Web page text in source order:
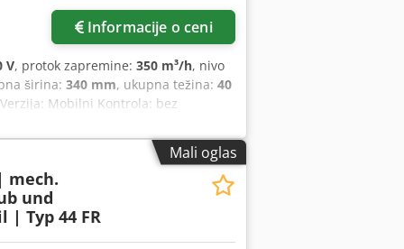
Informacije o ceni
V, protok zapremine: 350 m³/h, nivo
širina: 340 mm, ukupna težina: 40
Mobilni Kontrola: bez
ventilator za odvajanje gasovitih
- 350 m³/h (efektivno) Dsdpfx
Ulaz vazduha: Gornji zadnji sa
H13 prema DIN EN 1822-1 - Kaseta
uglja Boja: RAL 7035 svetlo
zaštite: IP54 Tehnologija
buke: 61 dB (A) Dimenzije:
Mali oglas
mech.
und
| Typ 44 FR